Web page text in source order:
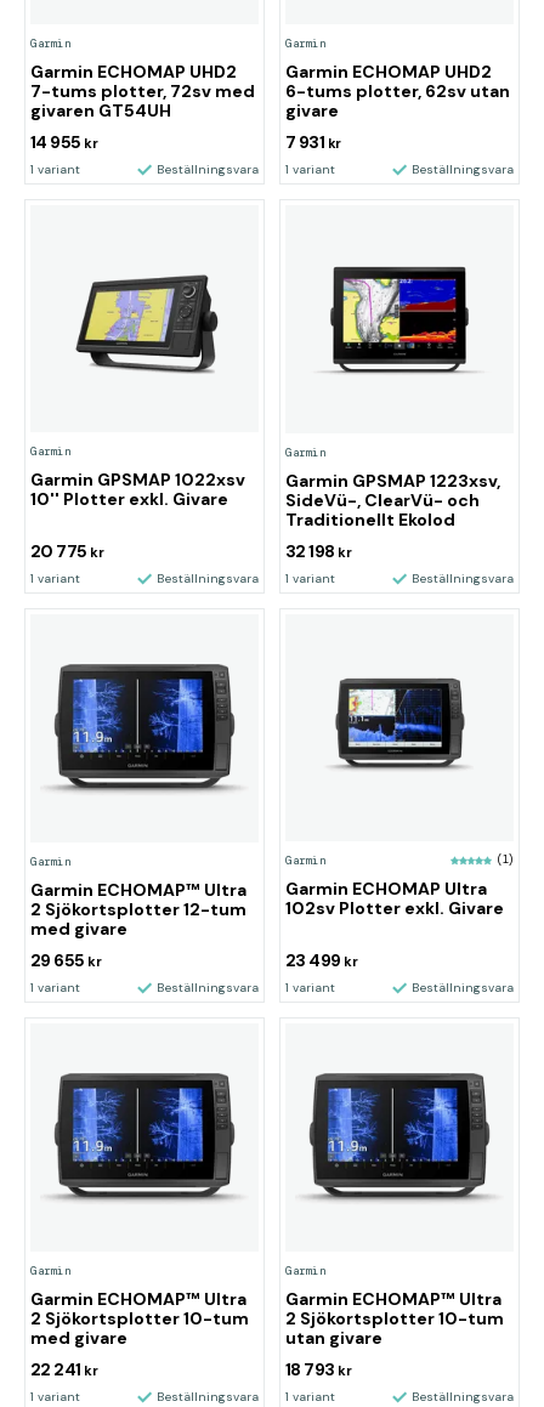
Garmin
Garmin ECHOMAP UHD2
7-tums plotter, 72sv med
givaren GT54UH
14 955 kr
1 variant Beställningsvara
Garmin
Garmin ECHOMAP UHD2
6-tums plotter, 62sv utan
givare
7 931 kr
1 variant Beställningsvara
Garmin
Garmin GPSMAP 1022xsv
10'' Plotter exkl. Givare
20 775 kr
1 variant Beställningsvara
Garmin
Garmin GPSMAP 1223xsv,
SideVü-, ClearVü- och
Traditionellt Ekolod
32 198 kr
1 variant Beställningsvara
Garmin
Garmin ECHOMAP™ Ultra
2 Sjökortsplotter 12-tum
med givare
29 655 kr
1 variant Beställningsvara
Garmin (1)
Garmin ECHOMAP Ultra
102sv Plotter exkl. Givare
23 499 kr
1 variant Beställningsvara
Garmin
Garmin ECHOMAP™ Ultra
2 Sjökortsplotter 10-tum
med givare
22 241 kr
1 variant Beställningsvara
Garmin
Garmin ECHOMAP™ Ultra
2 Sjökortsplotter 10-tum
utan givare
18 793 kr
1 variant Beställningsvara